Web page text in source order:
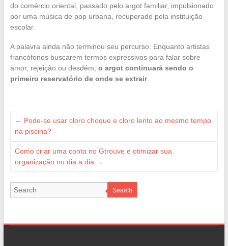
do comércio oriental, passado pelo argot familiar, impulsionado
por uma música de pop urbana, recuperado pela instituição
escolar.
A palavra ainda não terminou seu percurso. Enquanto artistas
francófonos buscarem termos expressivos para falar sobre
amor, rejeição ou desdém, o argot continuará sendo o
primeiro reservatório de onde se extrair.
← Pode-se usar cloro choque e cloro lento ao mesmo tempo
na piscina?
Como criar uma conta no Gtrouve e otimizar sua
organização no dia a dia →
Search